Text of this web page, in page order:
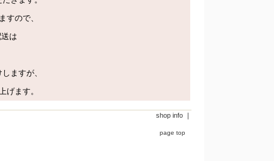
すので、
は
ますが、
げます。
shop info ｜
page top